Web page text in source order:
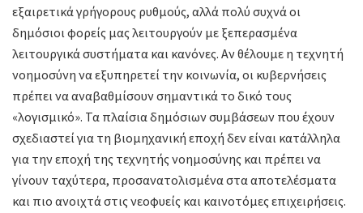
εξαιρετικά γρήγορους ρυθμούς, αλλά πολύ συχνά οι
δημόσιοι φορείς μας λειτουργούν με ξεπερασμένα
λειτουργικά συστήματα και κανόνες. Αν θέλουμε η τεχνητή
νοημοσύνη να εξυπηρετεί την κοινωνία, οι κυβερνήσεις
πρέπει να αναβαθμίσουν σημαντικά το δικό τους
«λογισμικό». Τα πλαίσια δημόσιων συμβάσεων που έχουν
σχεδιαστεί για τη βιομηχανική εποχή δεν είναι κατάλληλα
για την εποχή της τεχνητής νοημοσύνης και πρέπει να
γίνουν ταχύτερα, προσανατολισμένα στα αποτελέσματα
και πιο ανοιχτά στις νεοφυείς και καινοτόμες επιχειρήσεις.